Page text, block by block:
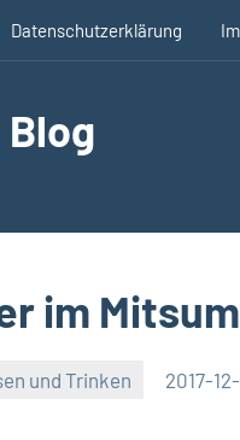
Datenschutzerklärung
im
und Trinken 2017-